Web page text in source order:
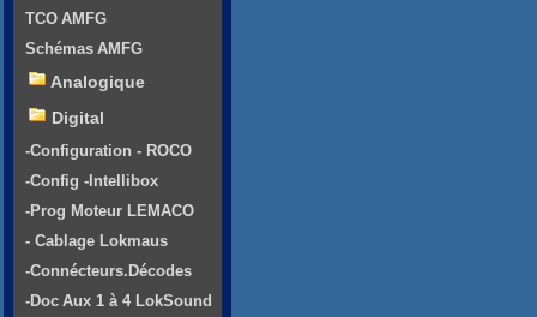
TCO AMFG
Schémas AMFG
Analogique
Digital
-Configuration - ROCO
-Config -Intellibox
-Prog Moteur LEMACO
- Cablage Lokmaus
-Connécteurs.Décodes
-Doc Aux 1 à 4 LokSound